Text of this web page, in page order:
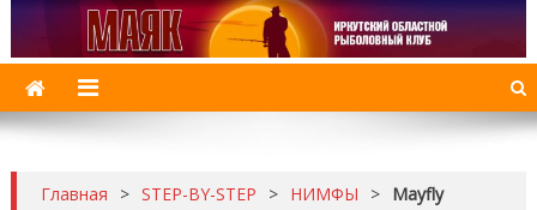
МАЯК
Главная > STEP-BY-STEP > НИМФЫ > Mayfly